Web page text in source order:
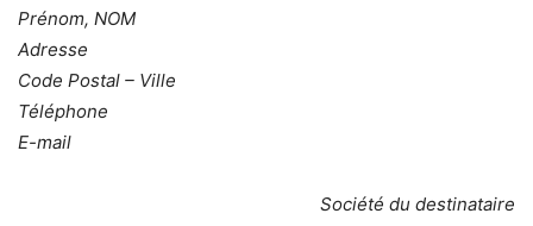
Prénom, NOM
Adresse
Code Postal – Ville
Téléphone
E-mail
Société du destinataire